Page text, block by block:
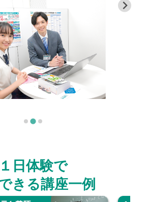
１日体験で
きる講座一例